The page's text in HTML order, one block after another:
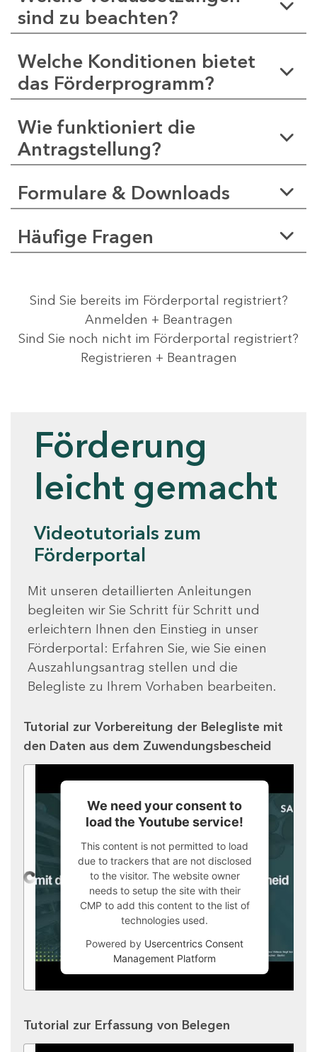
sind zu beachten?
Welche Konditionen bietet
das Förderprogramm?
Wie funktioniert die
Antragstellung?
Formulare & Downloads
Häufige Fragen
Sind Sie bereits im Förderportal registriert?
Anmelden + Beantragen
Sind Sie noch nicht im Förderportal registriert?
Registrieren + Beantragen
Förderung
leicht gemacht
Videotutorials zum
Förderportal
Mit unseren detaillierten Anleitungen
begleiten wir Sie Schritt für Schritt und
erleichtern Ihnen den Einstieg in unser
Förderportal: Erfahren Sie, wie Sie einen
Auszahlungsantrag stellen und die
Belegliste zu Ihrem Vorhaben bearbeiten.
Tutorial zur Vorbereitung der Belegliste mit
den Daten aus dem Zuwendungsbescheid
We need your consent to
load the Youtube service!
This content is not permitted to load
due to trackers that are not disclosed
to the visitor. The website owner
needs to setup the site with their
CMP to add this content to the list of
technologies used.
Powered by Usercentrics Consent
Management Platform
Tutorial zur Erfassung von Belegen